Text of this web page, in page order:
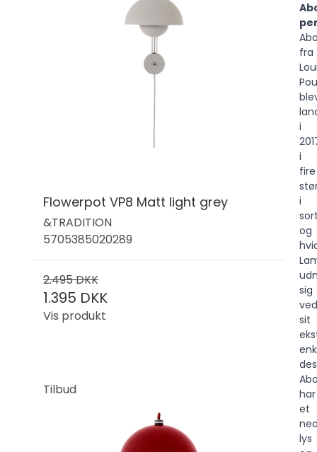
Flowerpot VP8 Matt light grey
&TRADITION
5705385020289
2.495 DKK
1.395 DKK
Vis produkt
Tilbud
fra
i
i
fire
i
og
sig
ved
sit
har
et
lys